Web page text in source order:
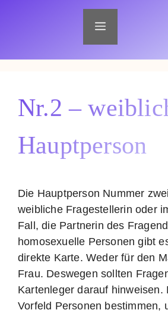
Menü
Nr.2 –
Hauptperson
Die Hauptperson Nummer
weibliche Fragestellerin oder
Fall, die Partnerin des
homosexuelle Personen gibt
direkte Karte. Weder für den
Frau. Deswegen sollten
Kartenleger darauf hinweisen.
Vorfeld Personen bestimmen,